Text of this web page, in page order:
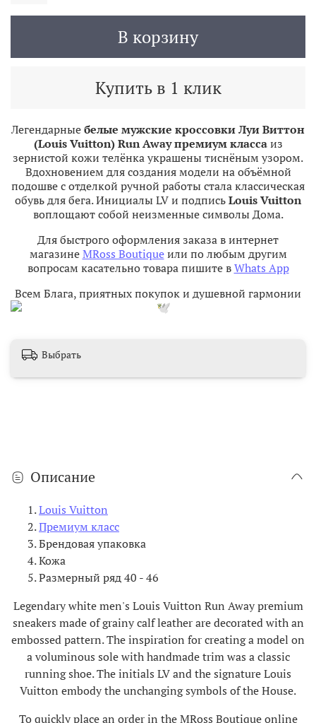
В корзину
Купить в 1 клик
Легендарныебелые мужские кроссовки Луи Виттон
(Louis Vuitton) Run Away премиум классаиз
зернистой кожи телёнка украшены тиснёным узором.
Вдохновением для создания модели на объёмной
подошве с отделкой ручной работы стала классическая
обувь для бега. Инициалы LV и подписьLouis Vuitton
воплощают собой неизменные символы Дома.
Для быстрого оформления заказа в интернет
магазинеMRoss Boutiqueили по любым другим
вопросам касательно товара пишите вWhats App
Всем Блага, приятных покупок и душевной гармонии
Выбрать
Описание
Louis Vuitton
Премиум класс
Брендовая упаковка
Кожа
Размерный ряд 40 - 46
Legendary white men's Louis Vuitton Run Away premium
sneakers made of grainy calf leather are decorated with an
embossed pattern. The inspiration for creating a model on
a voluminous sole with handmade trim was a classic
running shoe. The initials LV and the signature Louis
Vuitton embody the unchanging symbols of the House.
To quickly place an order in the MRoss Boutique online